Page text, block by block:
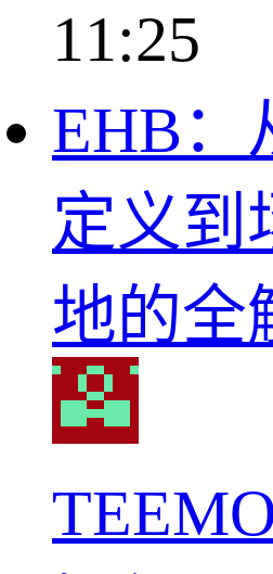
11:25
EHB：
定义到
地的全